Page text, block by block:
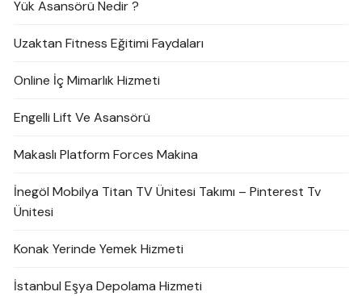
Yük Asansörü Nedir ?
Uzaktan Fitness Eğitimi Faydaları
Online İç Mimarlık Hizmeti
Engelli Lift Ve Asansörü
Makaslı Platform Forces Makina
İnegöl Mobilya Titan TV Ünitesi Takımı – Pinterest Tv
Ünitesi
Konak Yerinde Yemek Hizmeti
İstanbul Eşya Depolama Hizmeti